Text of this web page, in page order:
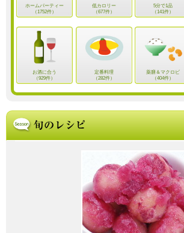
ホームパーティー
（1752件）
低カロリー
（677件）
5分で1品
（141件）
お酒に合う
（929件）
定番料理
（282件）
薬膳＆マクロビ
（404件）